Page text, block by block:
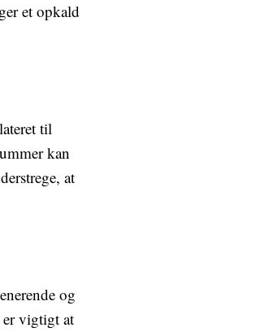
et opkald
til
kan
at
og
er vigtigt at